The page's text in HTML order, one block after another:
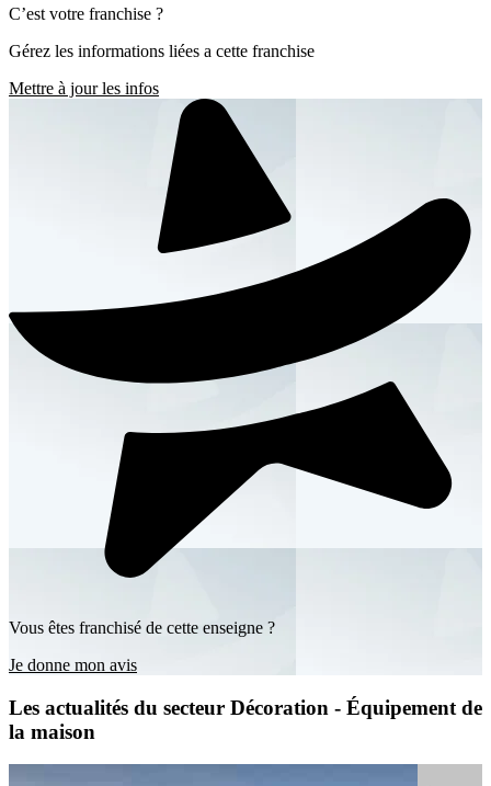
C’est votre franchise ?
Gérez les informations liées a cette franchise
Mettre à jour les infos
Vous êtes franchisé de cette enseigne ?
Je donne mon avis
Les actualités du secteur Décoration - Équipement de
la maison